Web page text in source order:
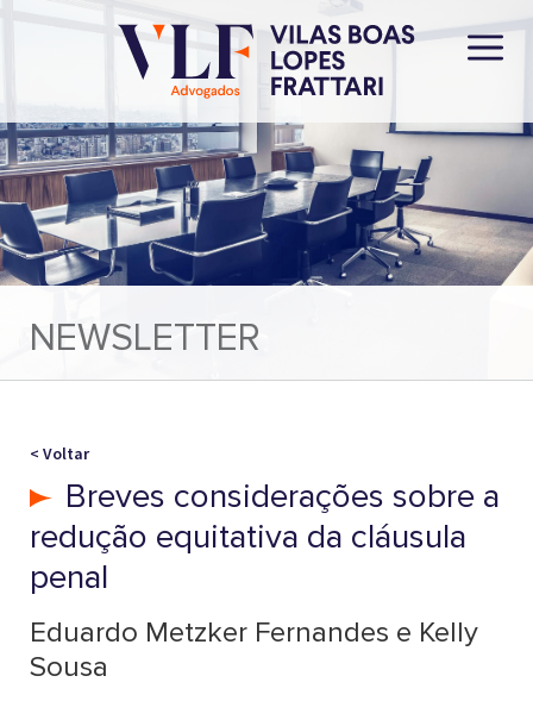
NEWSLETTER
< Voltar
Breves considerações sobre a
redução equitativa da cláusula
penal
Eduardo Metzker Fernandes e Kelly
Sousa